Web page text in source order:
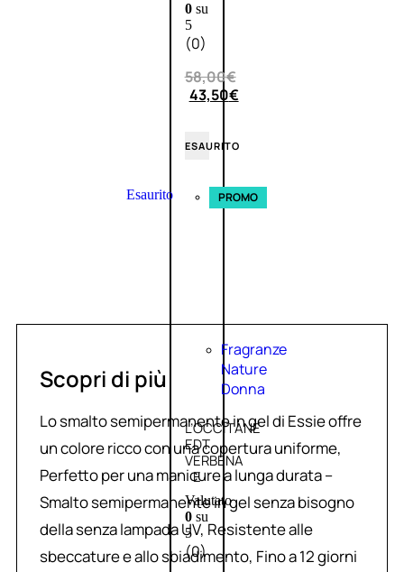
0su
5
(0)
58,00€
43,50€
ESAURITO
Esaurito PROMO
Fragranze
Nature
Donna
L’OCCITANE
EDT
VERBENA
E
Valutato
0su
5
(0)
Scopri di più
Lo smalto semipermanente in gel di Essie offre
un colore ricco con una copertura uniforme,
Perfetto per una manicure a lunga durata –
Smalto semipermanente in gel senza bisogno
della senza lampada UV, Resistente alle
sbeccature e allo sbiadimento, Fino a 12 giorni